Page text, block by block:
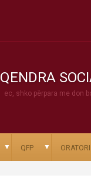
QENDRA
ec, shko përpara me don
▼ QFP ▼ ORATORI